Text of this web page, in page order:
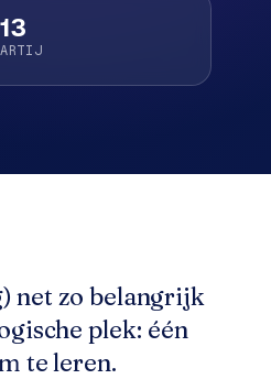
net zo belangrijk
plek: één
te leren.